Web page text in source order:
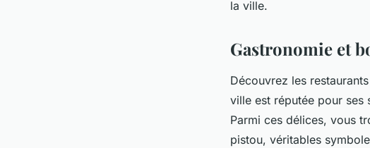
la ville.
Gastronomie et
Découvrez les
ville est réputée pour ses
Parmi ces délices, vous
pistou, véritables